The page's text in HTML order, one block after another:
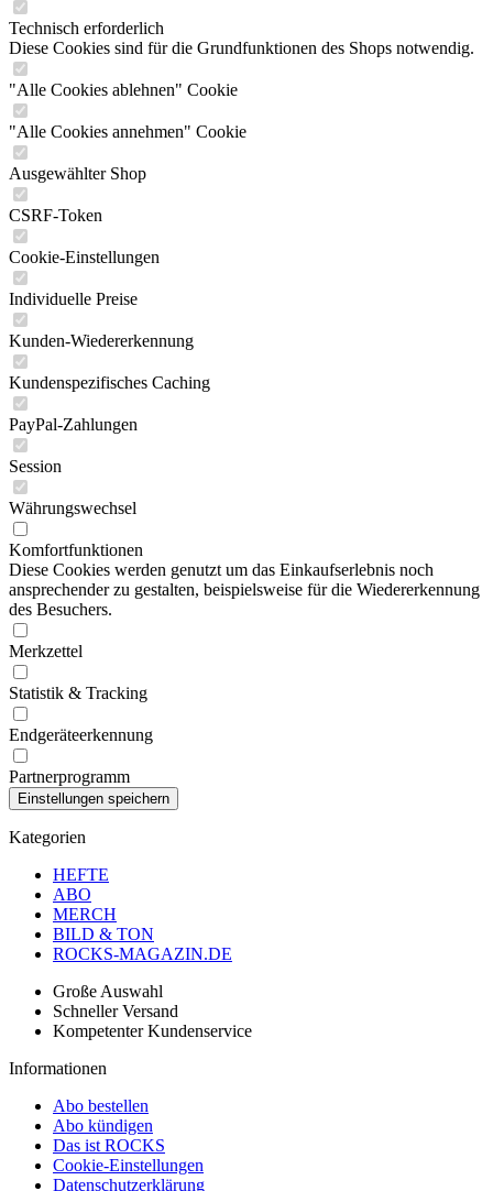
Technisch erforderlich
Diese Cookies sind für die Grundfunktionen des Shops notwendig.
"Alle Cookies ablehnen" Cookie
"Alle Cookies annehmen" Cookie
Ausgewählter Shop
CSRF-Token
Cookie-Einstellungen
Individuelle Preise
Kunden-Wiedererkennung
Kundenspezifisches Caching
PayPal-Zahlungen
Session
Währungswechsel
Komfortfunktionen
Diese Cookies werden genutzt um das Einkaufserlebnis noch
ansprechender zu gestalten, beispielsweise für die Wiedererkennung
des Besuchers.
Merkzettel
Statistik & Tracking
Endgeräteerkennung
Partnerprogramm
Kategorien
HEFTE
ABO
MERCH
BILD & TON
ROCKS-MAGAZIN.DE
Große Auswahl
Schneller Versand
Kompetenter Kundenservice
Informationen
Abo bestellen
Abo kündigen
Das ist ROCKS
Cookie-Einstellungen
Datenschutzerklärung